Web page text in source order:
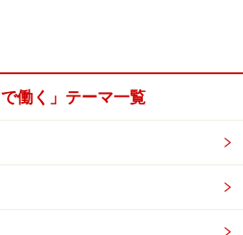
で働く」テーマ一覧